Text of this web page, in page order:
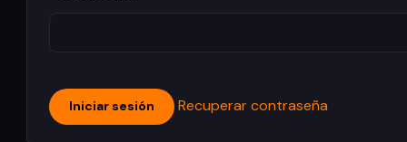
Recuperar contraseña